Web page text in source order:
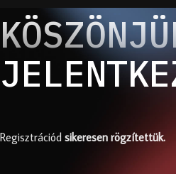
Regisztrációd sikeresen rögzítettük.